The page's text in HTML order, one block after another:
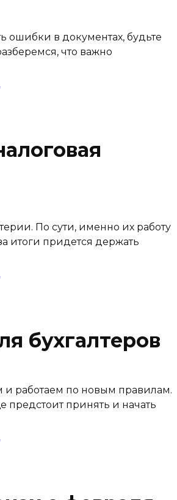
ошибки в документах, будьте
что важно
По сути, именно их работу
итоги придется держать
бухгалтеров
и работаем по новым правилам.
принять и начать